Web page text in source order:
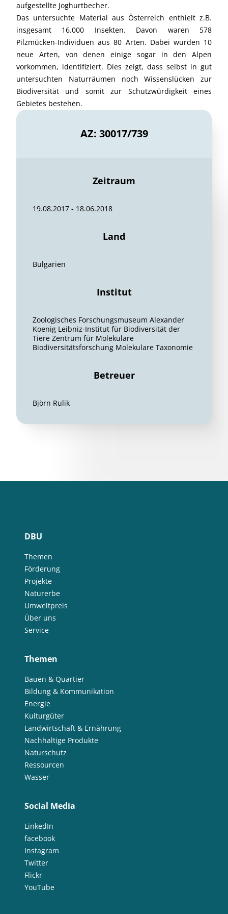
aufgestellte Joghurtbecher.
Das untersuchte Material aus Österreich enthielt z.B.
insgesamt 16.000 Insekten. Davon waren 578
Pilzmücken-Individuen aus 80 Arten. Dabei wurden 10
neue Arten, von denen einige sogar in den Alpen
vorkommen, identifiziert. Dies zeigt, dass selbst in gut
untersuchten Naturräumen noch Wissenslücken zur
Biodiversität und somit zur Schutzwürdigkeit eines
Gebietes bestehen.
AZ: 30017/739
Zeitraum
19.08.2017 - 18.06.2018
Land
Bulgarien
Institut
Zoologisches Forschungsmuseum Alexander
Koenig Leibniz-Institut für Biodiversität der
Tiere Zentrum für Molekulare
Biodiversitätsforschung Molekulare Taxonomie
Betreuer
Björn Rulik
DBU
Themen
Förderung
Projekte
Naturerbe
Umweltpreis
Über uns
Service
Themen
Bauen & Quartier
Bildung & Kommunikation
Energie
Kulturgüter
Landwirtschaft & Ernährung
Nachhaltige Produkte
Naturschutz
Ressourcen
Wasser
Social Media
LinkedIn
facebook
Instagram
Twitter
Flickr
YouTube